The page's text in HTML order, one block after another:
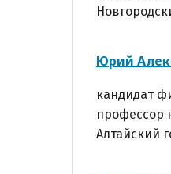
Юрий
кандидат
профессор
Алтайский